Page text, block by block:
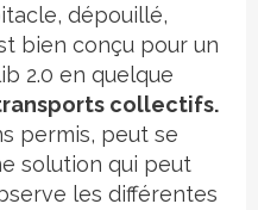
dépouillé,
bien conçu pour un
2.0 en quelque
collectifs.
permis, peut se
solution qui peut
les différentes